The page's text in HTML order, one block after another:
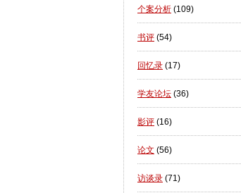
个案分析 (109)
书评 (54)
回忆录 (17)
学友论坛 (36)
影评 (16)
论文 (56)
访谈录 (71)